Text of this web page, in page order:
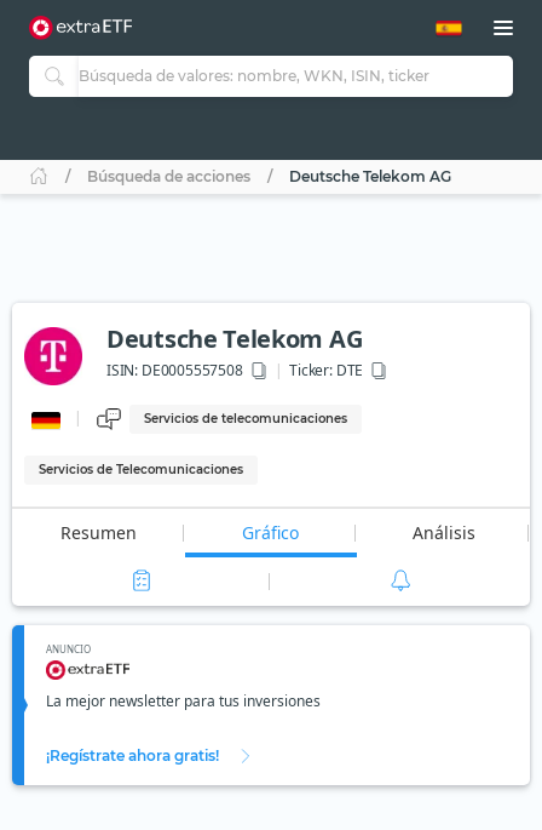
Búsqueda de acciones Deutsche Telekom AG
Deutsche Telekom AG
ISIN: DE0005557508 Ticker:DTE
Servicios de telecomunicaciones
Servicios de Telecomunicaciones
Resumen Gráfico Análisis
ANUNCIO
La mejor newsletter para tus inversiones
¡Regístrate ahora gratis!